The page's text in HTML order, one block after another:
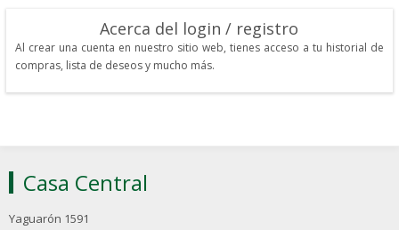
Acerca del login / registro
Al crear una cuenta en nuestro sitio web, tienes acceso a tu historial de
compras, lista de deseos y mucho más.
Casa Central
Yaguarón 1591